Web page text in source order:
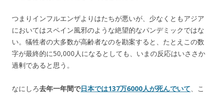
つまりインフルエンザよりはたちが悪いが、少なくともアジア
においてはスペイン風邪のような絶望的なパンデミックではな
い。犠牲者の大多数が高齢者なのを勘案すると、たとえこの数
字が最終的に50,000人になるとしても、いまの反応はいささか
過剰であると思う。
なにしろ去年一年間で日本では137万6000人が死んでいて 、こ